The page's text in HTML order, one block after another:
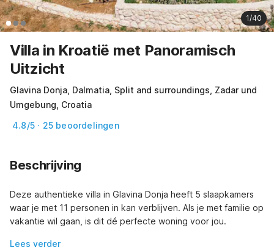
1/40
Villa in Kroatië met Panoramisch
Uitzicht
Glavina Donja, Dalmatia, Split and surroundings, Zadar und
Umgebung, Croatia
4.8/5 · 25 beoordelingen
Beschrijving
Deze authentieke villa in Glavina Donja heeft 5 slaapkamers
waar je met 11 personen in kan verblijven. Als je met familie op
vakantie wil gaan, is dit dé perfecte woning voor jou.
Lees verder